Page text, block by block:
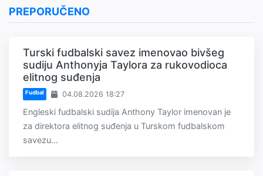
PREPORUČENO
Turski fudbalski savez imenovao bivšeg
sudiju Anthonyja Taylora za rukovodioca
elitnog suđenja
Fudbal 04.08.2026 18:27
Engleski fudbalski sudija Anthony Taylor imenovan je
za direktora elitnog suđenja u Turskom fudbalskom
savezu...